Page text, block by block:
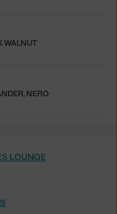
WALNUT
NERO
LOUNGE